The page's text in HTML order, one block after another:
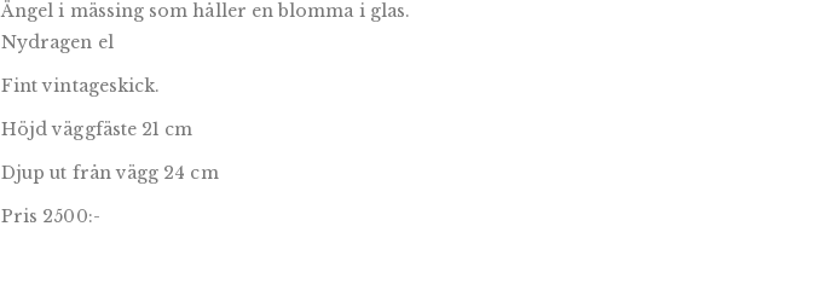
Ängel i mässing som håller en blomma i glas.
Nydragen el
Fint vintageskick.
Höjd väggfäste 21 cm
Djup ut från vägg 24 cm
Pris 2500:-